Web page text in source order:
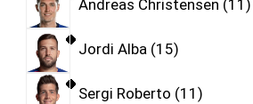
Andreas Christensen 11
Jordi Alba 15
Sergi Roberto 11